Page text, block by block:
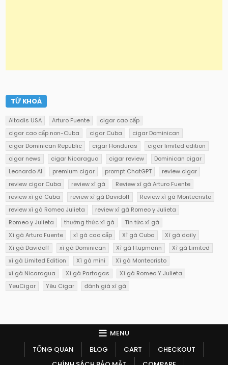
TỪ KHOÁ
Altadis USA Arturo Fuente
cigar cao cấp
cigar cao cấp non-Cuba
cigar Cuba
cigar Dominican
cigar Dominican Republic
cigar Honduras
cigar limited edition
cigar news
cigar Nicaragua cigar review
Dominican cigar
Leonardo AI
premium cigar prompt ChatGPT
review cigar
review cigar Cuba
review xì gà
Review xì gà Arturo Fuente
review xì gà Cuba
review xì gà Davidoff
Review xì gà Montecristo
review xì gà Romeo Julieta
review xì gà Romeo y Julieta
Romeo y Julieta
thưởng thức xì gà
Tin tức xì gà
Xì gà Arturo Fuente
xì gà cao cấp Xì gà Cuba
Xì gà daily
Xì gà Davidoff
xì gà Dominican Xì gà H.upmann
Xì gà Limited
xì gà Limited Edition
Xì gà mini
Xì gà Montecristo
xì gà Nicaragua
Xì gà Partagas
Xì gà Romeo Y Julieta
YeuCigar
Yêu Cigar đánh giá xì gà
MENU
TỔNG QUAN
BLOG CART
CHECKOUT